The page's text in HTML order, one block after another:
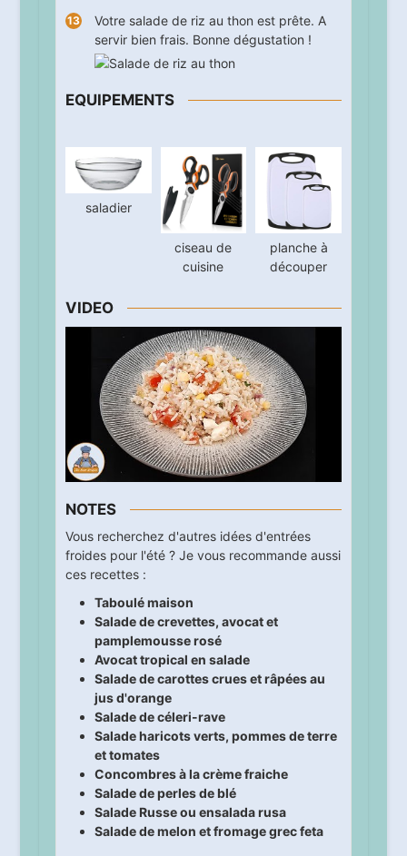
Votre salade de riz au thon est prête. A
servir bien frais. Bonne dégustation !
EQUIPEMENTS
saladier
ciseau de
cuisine
planche à
découper
VIDEO
NOTES
Vous recherchez d'autres idées d'entrées
froides pour l'été ? Je vous recommande aussi
ces recettes :
Taboulé maison
Salade de crevettes, avocat et
pamplemousse rosé
Avocat tropical en salade
Salade de carottes crues et râpées au
jus d'orange
Salade de céleri-rave
Salade haricots verts, pommes de terre
et tomates
Concombres à la crème fraiche
Salade de perles de blé
Salade Russe ou ensalada rusa
Salade de melon et fromage grec feta